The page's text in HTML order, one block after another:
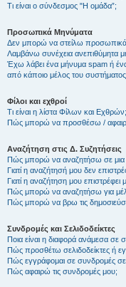
Τι είναι ο σύνδεσμος "Η ομάδα”;
Προσωπικά Μηνύματα
Δεν μπορώ να στείλω
Λαμβάνω συνέχεια ανεπιθύμητα
Έχω λάβει ένα μήνυμα spam ή
από κάποιο μέλος του
Φίλοι και εχθροί
Τι είναι η λίστα Φίλων και Εχθρών;
Πώς μπορώ να προσθέσω /
Αναζήτηση στις Δ. Συζητήσεις
Πώς μπορώ να αναζητήσω σε μια
Γιατί η αναζήτησή μου δεν
Γιατί η αναζήτηση μου επιστρέφει
Πώς μπορώ να αναζητήσω για
Πώς μπορώ να βρω τις
Συνδρομές και Σελιδοδείκτες
Ποια είναι η διαφορά ανάμεσα σε
Πώς προσθέτω σελιδοδείκτες ή
Πώς εγγράφομαι σε συνδρομές σε
Πώς αφαιρώ τις συνδρομές μου;